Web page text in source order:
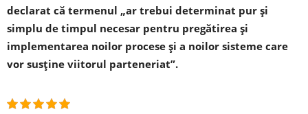
declarat că termenul „ar trebui determinat pur și
simplu de timpul necesar pentru pregătirea și
implementarea noilor procese și a noilor sisteme care
vor susține viitorul parteneriat”.